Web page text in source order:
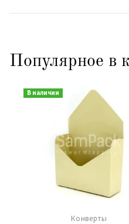
Популярное в
В наличии
Конверты